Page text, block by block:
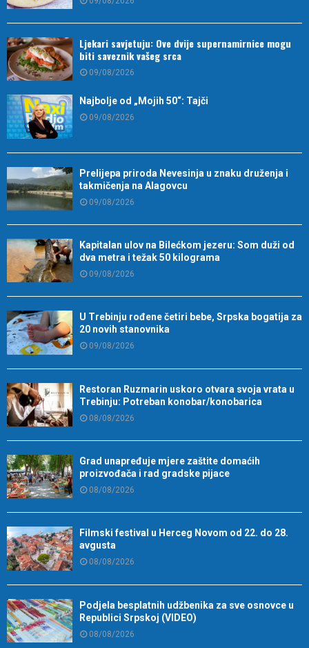
biti saveznik vašeg srca
09/08/2026
Najbolje od „Mojih 50“: Tajči
09/08/2026
09/08/2026
Kapitalan ulov na Bilećkom jezeru: Som duži od
dva metra i težak 50 kilograma
09/08/2026
U Trebinju rođene četiri bebe, Srpska bogatija za
09/08/2026
Restoran Ruzmarin uskoro otvara svoja vrata u
08/08/2026
Grad unapređuje mjere zaštite domaćih
proizvođača i rad gradske pijace
08/08/2026
Filmski festival u Herceg Novom od 22. do 28.
08/08/2026
Podjela besplatnih udžbenika za sve osnovce u
08/08/2026
Ovi horoskopski znakovi najviše uživaju u ljetu